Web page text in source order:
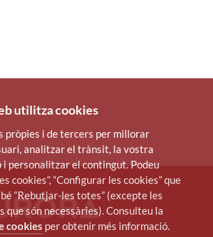
utilitza cookies
pròpies i de tercers per millorar
analitzar el trànsit, la vostra
i personalitzar el contingut. Podeu
cookies”, “Configurar les cookies” que
“Rebutjar-les totes” (excepte les
que són necessàries). Consulteu la
cookies per obtenir més informació.